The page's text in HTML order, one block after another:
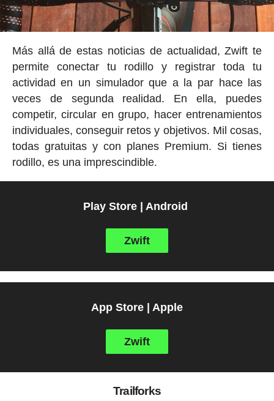
Más allá de estas noticias de actualidad, Zwift te
permite conectar tu rodillo y registrar toda tu
actividad en un simulador que a la par hace las
veces de segunda realidad. En ella, puedes
competir, circular en grupo, hacer entrenamientos
individuales, conseguir retos y objetivos. Mil cosas,
todas gratuitas y con planes Premium. Si tienes
rodillo, es una imprescindible.
Play Store | Android
Zwift
App Store | Apple
Zwift
Trailforks